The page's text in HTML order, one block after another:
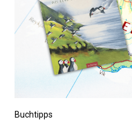
Buchtipps